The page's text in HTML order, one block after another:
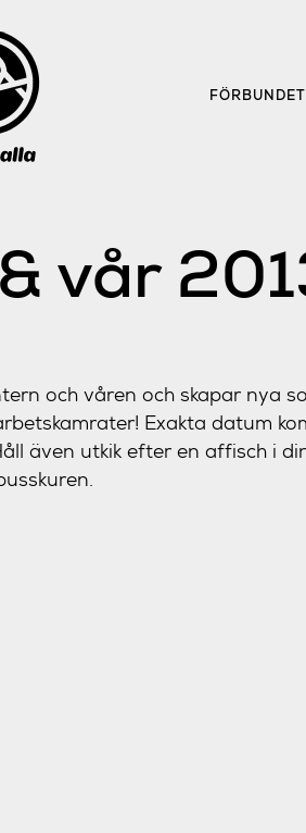
FÖRBUNDET
vår
och våren och skapar nya
Exakta datum
även utkik efter en affisch i